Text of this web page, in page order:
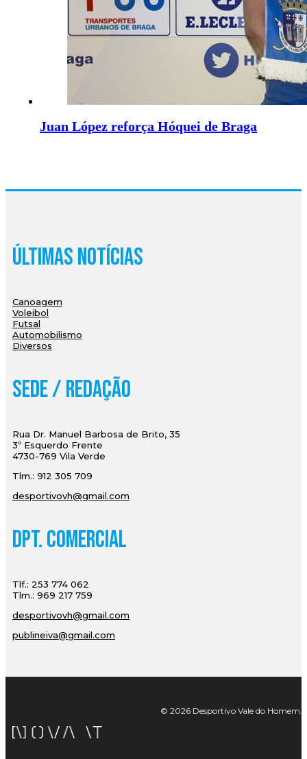
Juan López reforça Hóquei de Braga
Últimas Notícias
Canoagem
Voleibol
Futsal
Automobilismo
Diversos
Sede / Redação
Rua Dr. Manuel Barbosa de Brito, 35
3º Esquerdo Frente
4730-769 Vila Verde
Tlm.: 912 305 709
desportivovh@gmail.com
Dpt. Comercial
Tlf.: 253 774 062
Tlm.: 969 217 759
desportivovh@gmail.com
publineiva@gmail.com
© 2026 Desportivo Vale do Homem.